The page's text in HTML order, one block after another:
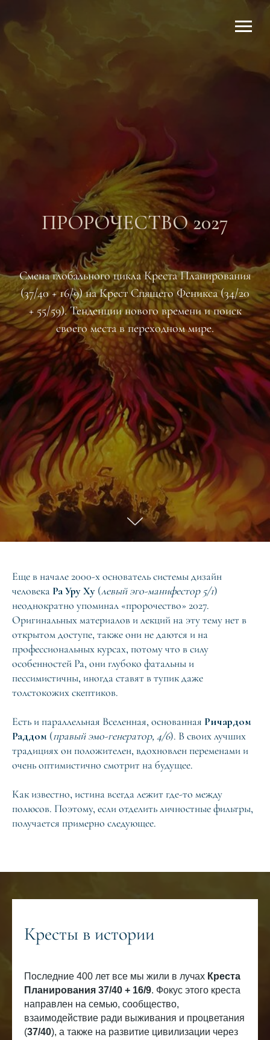
ПРОРОЧЕСТВО 2027
Смена глобального цикла Креста Планирования
(37/40 + 16/9) на Крест Спящего Феникса (34/20
+ 55/59). Тенденции нового времени и поиск
своего места в переходном мире.
Еще в начале 2000-х основатель системы дизайн
человека Ра Уру Ху (левый эго-манифестор 5/1)
неоднократно упоминал «пророчество» 2027.
Оригинальных материалов и лекций на эту тему нет в
открытом доступе, также они не даются и на
профессиональных курсах, потому что в силу
особенностей Ра, они глубоко фатальны и
пессимистичны, иногда ставят в тупик даже
толстокожих скептиков.
Есть и параллельная Вселенная, основанная Ричардом
Раддом (правый эмо-генератор, 4/6). В своих лучших
традициях он положителен, вдохновлен переменами и
очень оптимистично смотрит на будущее.
Как известно, истина всегда лежит где-то между
полюсов. Поэтому, если отделить личностные фильтры,
получается примерно следующее.
Кресты в истории
Последние 400 лет все мы жили в лучах Креста
Планирования 37/40 + 16/9. Фокус этого креста
направлен на семью, сообщество,
взаимодействие ради выживания и процветания
(37/40), а также на развитие цивилизации через